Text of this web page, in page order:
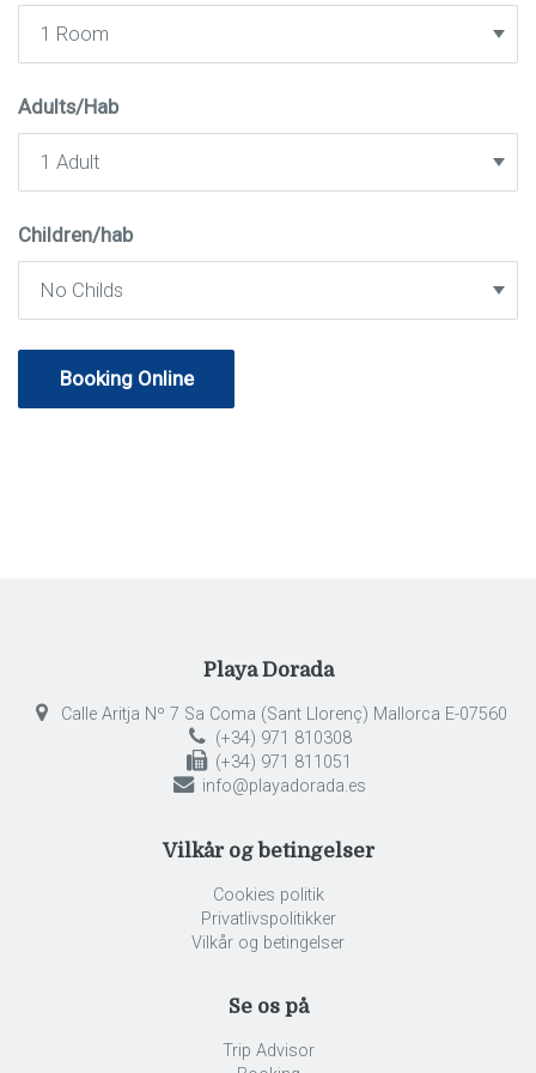
Adults/Hab
Children/hab
Playa Dorada
Calle Aritja Nº 7 Sa Coma (Sant Llorenç) Mallorca E-07560
(+34) 971 810308
(+34) 971 811051
info@playadorada.es
Vilkår og betingelser
Cookies politik
Privatlivspolitikker
Vilkår og betingelser
Se os på
Trip Advisor